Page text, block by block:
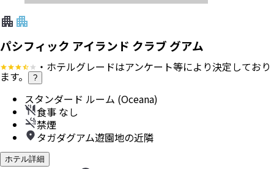
パシフィック アイランド クラブ グアム
・ホテルグレードはアンケート等により決定しており
ます。 ?
スタンダード ルーム (Oceana)
食事 なし
禁煙
タガダグアム遊園地の近隣
ホテル詳細